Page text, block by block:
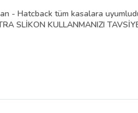
- Hatcback tüm kasalara
SLİKON KULLANMANIZI